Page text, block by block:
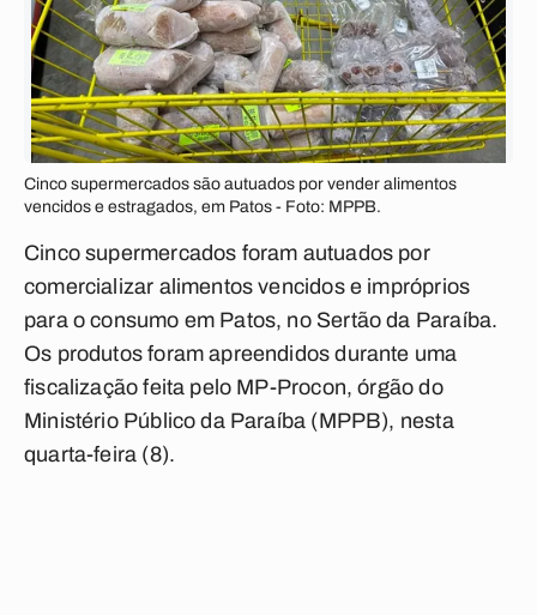
Cinco supermercados são autuados por vender alimentos
vencidos e estragados, em Patos - Foto: MPPB.
Cinco supermercados foram autuados por
comercializar alimentos vencidos e impróprios
para o consumo em Patos, no Sertão da Paraíba.
Os produtos foram apreendidos durante uma
fiscalização feita pelo MP-Procon, órgão do
Ministério Público da Paraíba (MPPB), nesta
quarta-feira (8).